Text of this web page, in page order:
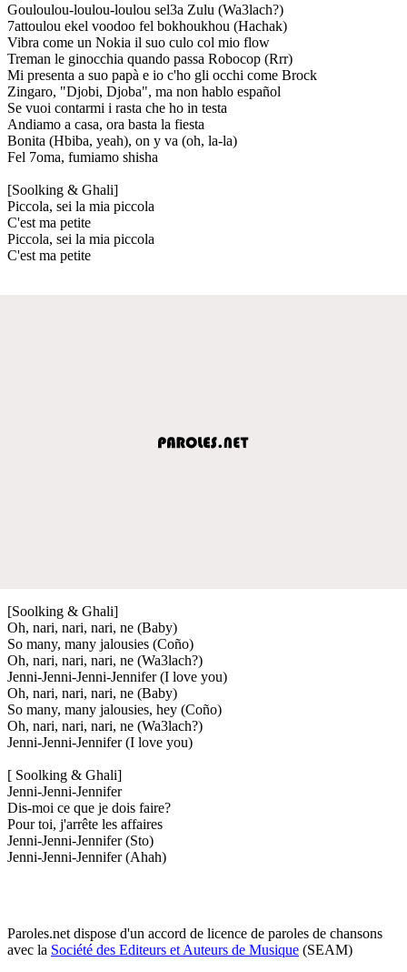
Gouloulou-loulou-loulou sel3a Zulu (Wa3lach?)
7attoulou ekel voodoo fel bokhoukhou (Hachak)
Vibra come un Nokia il suo culo col mio flow
Treman le ginocchia quando passa Robocop (Rrr)
Mi presenta a suo papà e io c'ho gli occhi come Brock
Zingaro, "Djobi, Djoba", ma non hablo español
Se vuoi contarmi i rasta che ho in testa
Andiamo a casa, ora basta la fiesta
Bonita (Hbiba, yeah), on y va (oh, la-la)
Fel 7oma, fumiamo shisha
[Soolking & Ghali]
Piccola, sei la mia piccola
C'est ma petite
Piccola, sei la mia piccola
C'est ma petite
[Soolking & Ghali]
Oh, nari, nari, nari, ne (Baby)
So many, many jalousies (Coño)
Oh, nari, nari, nari, ne (Wa3lach?)
Jenni-Jenni-Jenni-Jennifer (I love you)
Oh, nari, nari, nari, ne (Baby)
So many, many jalousies, hey (Coño)
Oh, nari, nari, nari, ne (Wa3lach?)
Jenni-Jenni-Jennifer (I love you)
[ Soolking & Ghali]
Jenni-Jenni-Jennifer
Dis-moi ce que je dois faire?
Pour toi, j'arrête les affaires
Jenni-Jenni-Jennifer (Sto)
Jenni-Jenni-Jennifer (Ahah)
Paroles.net dispose d'un accord de licence de paroles de chansons
avec la Société des Editeurs et Auteurs de Musique (SEAM)